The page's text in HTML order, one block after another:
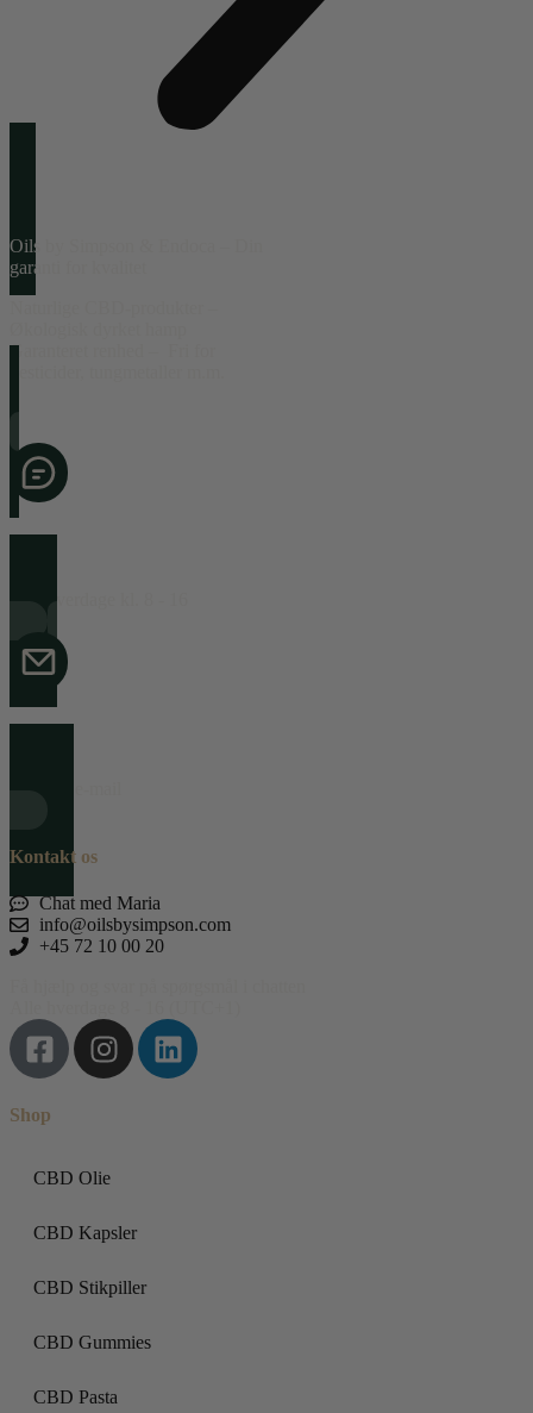
Oils by Simpson & Endoca – Din
garanti for kvalitet
Garanteret renhed – Fri for
Chat med Maria på dansk og engelsk
info@oilsbysimpson.com
Kontakt os
Chat med Maria
info@oilsbysimpson.com
+45 72 10 00 20
Shop
CBD Olie
CBD Kapsler
CBD Stikpiller
CBD Gummies
CBD Pasta